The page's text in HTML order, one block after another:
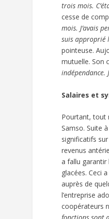
trois mois.
cesse de
mois. J’avais
suis approprié
pointeuse.
mutuelle. Son
indépendance.
Salaires et
Pourtant, tout
Samso. Suite
significatifs
revenus
a fallu garantir
glacées. Ceci
auprès de
l’entreprise
coopérateurs